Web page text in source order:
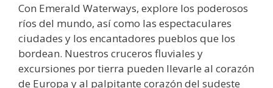
Con Emerald Waterways, explore los poderosos
ríos del mundo, así como las espectaculares
ciudades y los encantadores pueblos que los
bordean. Nuestros cruceros fluviales y
excursiones por tierra pueden llevarle al corazón
de Europa y al palpitante corazón del sudeste